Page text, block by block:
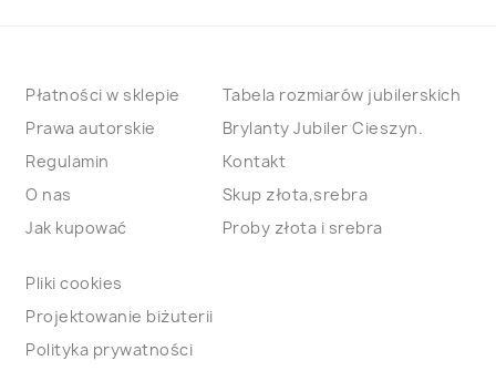
Płatności w sklepie
Prawa autorskie
Regulamin
O nas
Jak kupować
Tabela rozmiarów jubilerskich
Brylanty Jubiler Cieszyn.
Kontakt
Skup złota,srebra
Proby złota i srebra
Pliki cookies
Projektowanie biżuterii
Polityka prywatności